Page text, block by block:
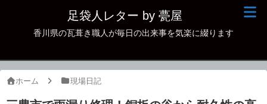
足袋人レター by 甍屋
香川県の瓦葺き職人が毎日の出来事を気楽に綴ります
ホーム 現場日記
現場日記